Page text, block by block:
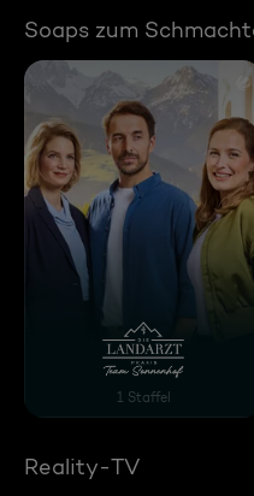
Soaps zum
Die Landarztpraxis
1 Staffel
Reality-TV